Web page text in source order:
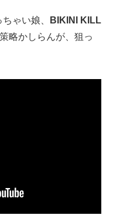
ゃい娘、
BIKINI KILL
略かしらんが、狙っ